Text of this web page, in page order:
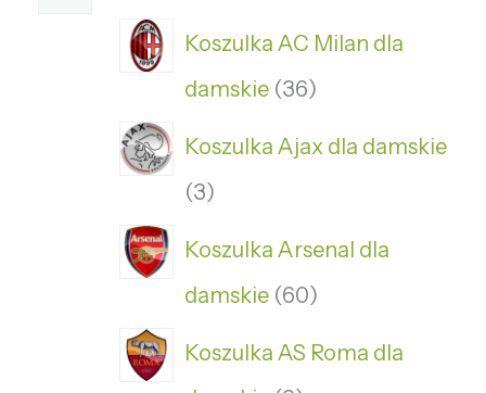
Koszulka AC Milan dla
damskie 36
Koszulka Ajax dla damskie
3
Koszulka Arsenal dla
damskie 60
Koszulka AS Roma dla